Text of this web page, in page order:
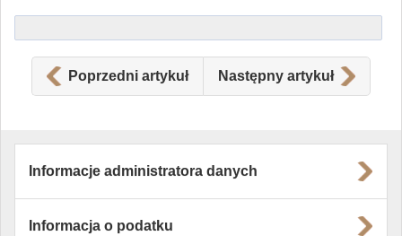
Poprzedni artykuł Następny artykuł
Informacje administratora danych
Informacja o podatku